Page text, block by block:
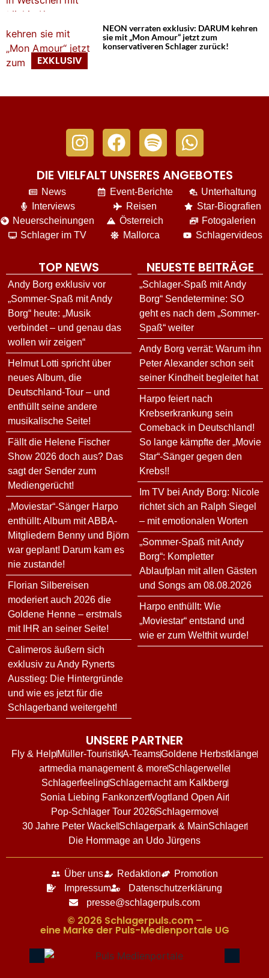
NEON verraten exklusiv: DARUM kehren
sie mit „Mon Amour“ jetzt zum
konservativeren Schlager zurück!
DIE VIELFALT UNSERES ANGEBOTES
News
Interviews
Neuerscheinungen
Schlager im TV
Event-Berichte
Reisen
Österreich
Mallorca
Unterhaltung
Star-Biografien
Fotogalerien
Schlagervideos
TOP NEWS
Andy Borg exklusiv vor
„Sommer-Spaß mit Andy
Borg“ heute: „Musik
verbindet – und genau das
wollen wir zeigen“
Helmut Lotti spricht über
neues Album, die
Deutschland-Tour – und
enthüllt seine andere
musikalische Seite!
Fällt die Helene Fischer
Show 2026 doch aus? Das
sagt der Sender zum
Mediengerücht!
„Moviestar“-Sänger Harpo
enthüllt: Album mit ABBA-
Mitgliedern Benny und Björn
war geplant! Darum kam es
nie zustande!
Florian Silbereisen
moderiert auch 2026 die
Goldene Henne – erstmals
mit IHR an seiner Seite!
Calimeros äußern sich
exklusiv zu Andy Rynerts
Ausstieg: Die Hintergründe
und wie es jetzt für die
Schlagerband weitergeht!
NEUESTE BEITRÄGE
„Schlager-Spaß mit Andy
Borg“ Sendetermine: SO
geht es nach dem „Sommer-
Spaß“ weiter
Andy Borg verrät: Warum ihn
Peter Alexander schon seit
seiner Kindheit begleitet hat
Harpo feiert nach
Krebserkrankung sein
Comeback in Deutschland!
So lange kämpfte der „Movie
Star“-Sänger gegen den
Krebs!!
Im TV bei Andy Borg: Nicole
richtet sich an Ralph Siegel
– mit emotionalen Worten
„Sommer-Spaß mit Andy
Borg“: Kompletter
Ablaufplan mit allen Gästen
und Songs am 08.08.2026
Harpo enthüllt: Wie
„Moviestar“ entstand und
wie er zum Welthit wurde!
UNSERE PARTNER
Fly & HelpMüller-TouristikA-TeamsGoldene Herbstklänge
artmedia management & moreSchlagerwelle
SchlagerfeelingSchlagernacht am Kalkberg
Sonia Liebing FankonzertVogtland Open Air
Pop-Schlager Tour 2026Schlagermove
30 Jahre Peter Wackel Schlagerpark & MainSchlager
Die Hommage an Udo Jürgens
Über uns Redaktion
Promotion
Impressum
Datenschutzerklärung
presse@schlagerpuls.com
© 2026 Schlagerpuls.com –
eine Marke der Puls-Medienportale UG​